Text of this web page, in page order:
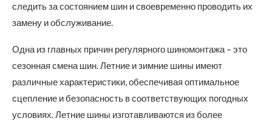
следить за состоянием шин и своевременно проводить их
замену и обслуживание.
Одна из главных причин регулярного шиномонтажа – это
сезонная смена шин. Летние и зимние шины имеют
различные характеристики, обеспечивая оптимальное
сцепление и безопасность в соответствующих погодных
условиях. Летние шины изготавливаются из более